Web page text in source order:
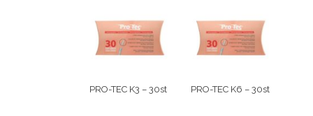
PRO-TEC K3 – 30st PRO-TEC K6 – 30st